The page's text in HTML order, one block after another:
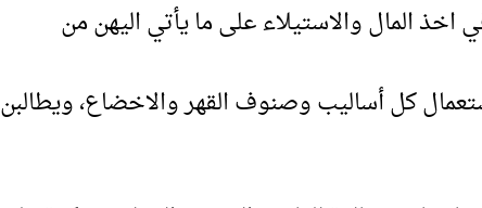
اخذ المال والاستيلاء على ما يأتي اليهن من
كل أساليب وصنوف القهر والاخضاع، ويطالبن